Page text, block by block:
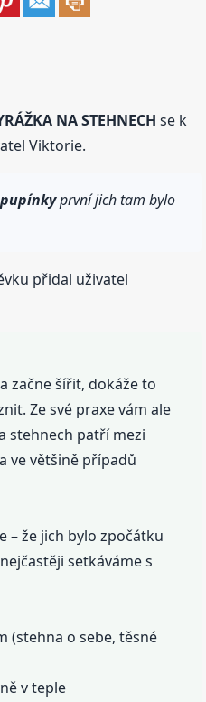
NA STEHNECH se k
Viktorie.
pupínkyprvní jich tam bylo
přidal uživatel
začne šířit, dokáže to
Ze své praxe vám ale
stehnech patří mezi
ve většině případů
– že jich bylo zpočátku
setkáváme s
(stehna o sebe, těsné
v teple